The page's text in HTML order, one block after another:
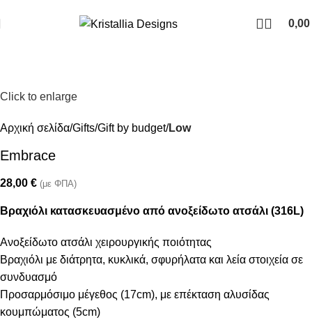
0,00
Click to enlarge
Αρχική σελίδα Gifts Gift by budget Low
Embrace
28,00 € (με ΦΠΑ)
Βραχιόλι κατασκευασμένο από ανοξείδωτο ατσάλι (316L)
Ανοξείδωτο ατσάλι χειρουργικής ποιότητας
Βραχιόλι με διάτρητα, κυκλικά, σφυρήλατα και λεία στοιχεία σε
συνδυασμό
Προσαρμόσιμο μέγεθος (17cm), με επέκταση αλυσίδας
κουμπώματος (5cm)